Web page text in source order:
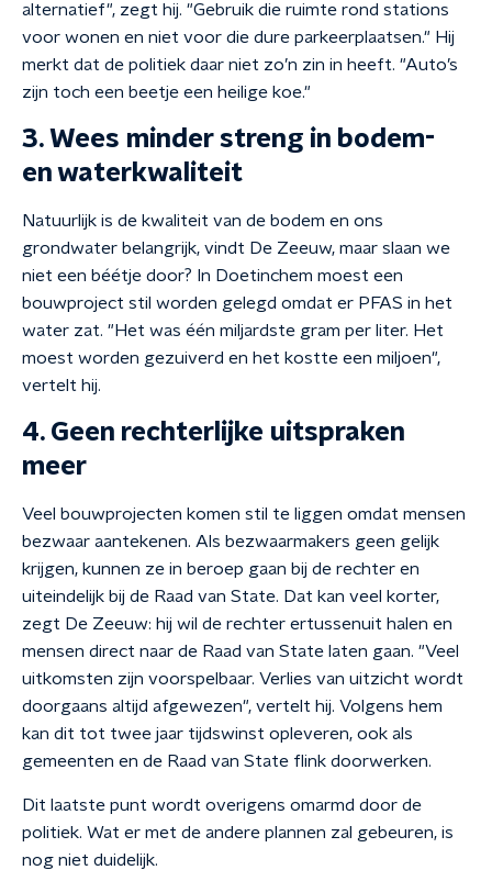
alternatief", zegt hij. "Gebruik die ruimte rond stations
voor wonen en niet voor die dure parkeerplaatsen." Hij
merkt dat de politiek daar niet zo’n zin in heeft. "Auto’s
zijn toch een beetje een heilige koe."
3. Wees minder streng in bodem-
en waterkwaliteit
Natuurlijk is de kwaliteit van de bodem en ons
grondwater belangrijk, vindt De Zeeuw, maar slaan we
niet een béétje door? In Doetinchem moest een
bouwproject stil worden gelegd omdat er PFAS in het
water zat. "Het was één miljardste gram per liter. Het
moest worden gezuiverd en het kostte een miljoen",
vertelt hij.
4. Geen rechterlijke uitspraken
meer
Veel bouwprojecten komen stil te liggen omdat mensen
bezwaar aantekenen. Als bezwaarmakers geen gelijk
krijgen, kunnen ze in beroep gaan bij de rechter en
uiteindelijk bij de Raad van State. Dat kan veel korter,
zegt De Zeeuw: hij wil de rechter ertussenuit halen en
mensen direct naar de Raad van State laten gaan. "Veel
uitkomsten zijn voorspelbaar. Verlies van uitzicht wordt
doorgaans altijd afgewezen", vertelt hij. Volgens hem
kan dit tot twee jaar tijdswinst opleveren, ook als
gemeenten en de Raad van State flink doorwerken.
Dit laatste punt wordt overigens omarmd door de
politiek. Wat er met de andere plannen zal gebeuren, is
nog niet duidelijk.